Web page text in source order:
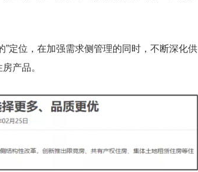
定位，在加强需求侧管理的同时，不断深化供
产品。